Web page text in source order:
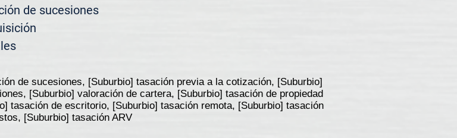
de sucesiones
de sucesiones, [Suburbio] tasación previa a la cotización, [Suburbio]
[Suburbio] valoración de cartera, [Suburbio] tasación de propiedad
tasación de escritorio, [Suburbio] tasación remota, [Suburbio] tasación
[Suburbio] tasación ARV